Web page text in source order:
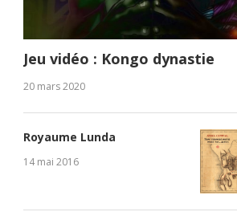
Jeu vidéo : Kongo dynastie
20 mars 2020
Royaume Lunda
14 mai 2016